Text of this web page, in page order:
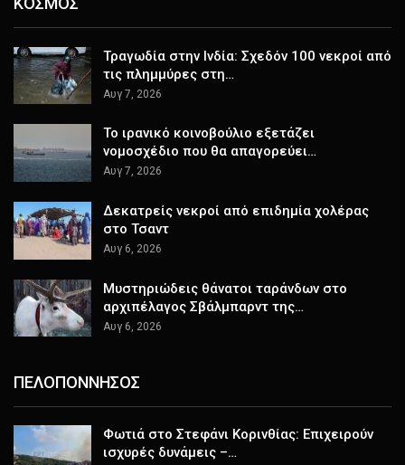
Τραγωδία στην Ινδία: Σχεδόν 100 νεκροί από
τις πλημμύρες στη…
Αυγ 7, 2026
Το ιρανικό κοινοβούλιο εξετάζει
νομοσχέδιο που θα απαγορεύει…
Αυγ 7, 2026
Δεκατρείς νεκροί από επιδημία χολέρας
στο Τσαντ
Αυγ 6, 2026
Μυστηριώδεις θάνατοι ταράνδων στο
αρχιπέλαγος Σβάλμπαρντ της…
Αυγ 6, 2026
ΠΕΛΟΠΟΝΝΗΣΟΣ
Φωτιά στο Στεφάνι Κορινθίας: Επιχειρούν
ισχυρές δυνάμεις –…